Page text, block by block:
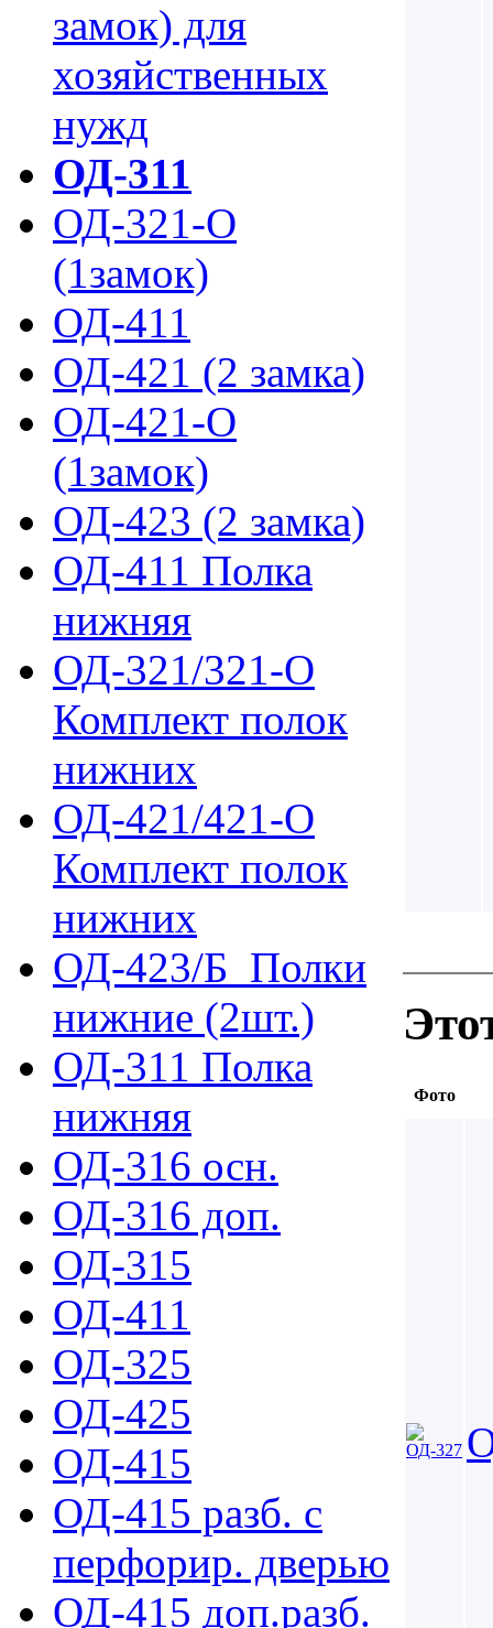
замок) для
хозяйственных
нужд
ОД-311
ОД-321-О
(1замок)
ОД-411
ОД-421 (2 замка)
ОД-421-О
(1замок)
ОД-423 (2 замка)
ОД-411 Полка
нижняя
ОД-321/321-О
Комплект полок
нижних
ОД-421/421-О
Комплект полок
нижних
ОД-423/Б_Полки
нижние (2шт.)
ОД-311 Полка
нижняя
ОД-316 осн.
ОД-316 доп.
ОД-315
ОД-411
ОД-325
ОД-425
ОД-415
ОД-415 разб. с
перфорир. дверью
ОД-415 доп.разб.
Фото